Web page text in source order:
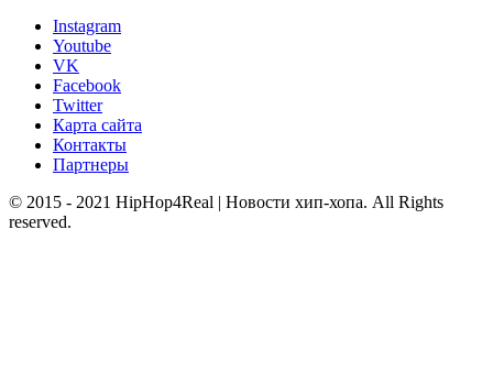
Instagram
Youtube
VK
Facebook
Twitter
Карта сайта
Контакты
Партнеры
© 2015 - 2021 HipHop4Real | Новости хип-хопа. All Rights
reserved.